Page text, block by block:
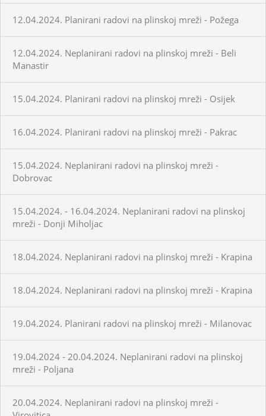
12.04.2024. Planirani radovi na plinskoj mreži - Požega
12.04.2024. Neplanirani radovi na plinskoj mreži - Beli
Manastir
15.04.2024. Planirani radovi na plinskoj mreži - Osijek
16.04.2024. Planirani radovi na plinskoj mreži - Pakrac
15.04.2024. Neplanirani radovi na plinskoj mreži -
Dobrovac
15.04.2024. - 16.04.2024. Neplanirani radovi na plinskoj
mreži - Donji Miholjac
18.04.2024. Neplanirani radovi na plinskoj mreži - Krapina
18.04.2024. Neplanirani radovi na plinskoj mreži - Krapina
19.04.2024. Planirani radovi na plinskoj mreži - Milanovac
19.04.2024 - 20.04.2024. Neplanirani radovi na plinskoj
mreži - Poljana
20.04.2024. Neplanirani radovi na plinskoj mreži -